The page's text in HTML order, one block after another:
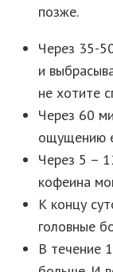
позже.
Через 35-
и
не хотите
Через 60
ощущению
Через 5 –
кофеина
К концу
головные
В течение